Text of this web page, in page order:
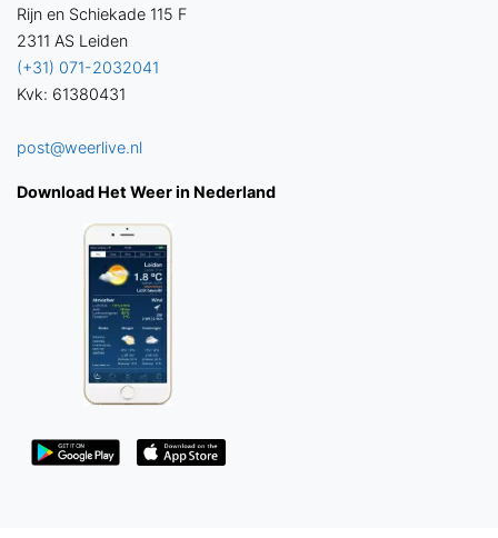
Rijn en Schiekade 115 F
2311 AS Leiden
(+31) 071-2032041
Kvk: 61380431
post@weerlive.nl
Download Het Weer in Nederland